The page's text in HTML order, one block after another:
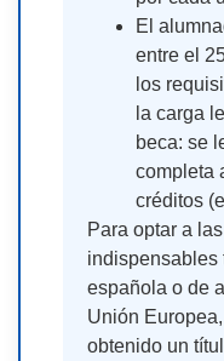
El
entre el
los
la carga
beca: se
completa
créditos
Para optar a
indispensables
española o de
Unión
obtenido un